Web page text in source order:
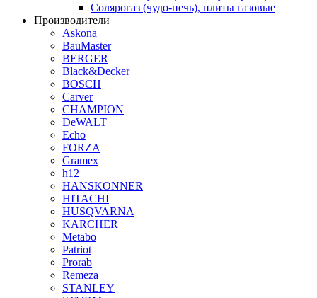
Солярогаз (чудо-печь), плиты газовые
Производители
Askona
BauMaster
BERGER
Black&Decker
BOSCH
Carver
CHAMPION
DeWALT
Echo
FORZA
Gramex
h12
HANSKONNER
HITACHI
HUSQVARNA
KARCHER
Metabo
Patriot
Prorab
Remeza
STANLEY